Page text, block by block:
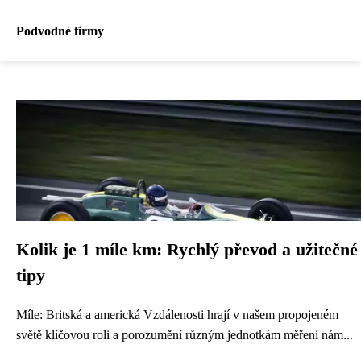
Podvodné firmy
Kolik je 1 míle km: Rychlý převod a užitečné
tipy
Míle: Britská a americká Vzdálenosti hrají v našem propojeném
světě klíčovou roli a porozumění různým jednotkám měření nám...